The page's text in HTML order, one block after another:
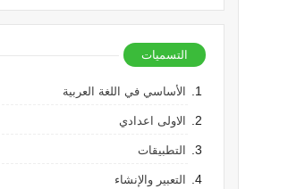
التسميات
الأساسي في اللغة العربية
الاولى اعدادي
التطبيقات
التعبير والإنشاء